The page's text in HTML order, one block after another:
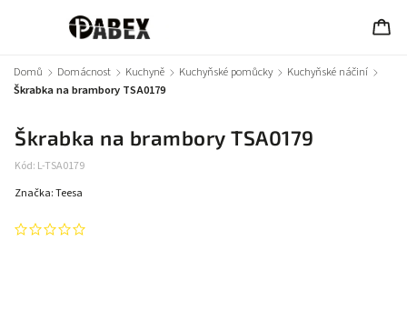
Domů / Domácnost / Kuchyně / Kuchyňské pomůcky / Kuchyňské náčiní /
Škrabka na brambory TSA0179
Škrabka na brambory TSA0179
Kód: L-TSA0179
Značka:Teesa